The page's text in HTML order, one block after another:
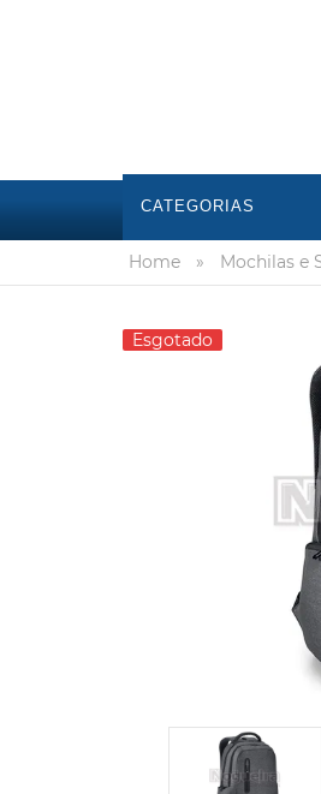
CATEGORIAS
Home » Mochilas e
Esgotado